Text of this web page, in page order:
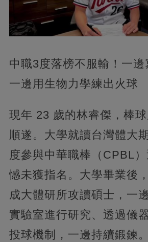
中職3度落榜不服輸！一邊
一邊用生物力學練出火球
現年 23 歲的林睿傑，棒
順遂。大學就讀台灣體大
度參與中華職棒（CPBL
憾未獲指名。大學畢業後
成大體研所攻讀碩士，一
實驗室進行研究、透過儀
投球機制，一邊持續鍛鍊